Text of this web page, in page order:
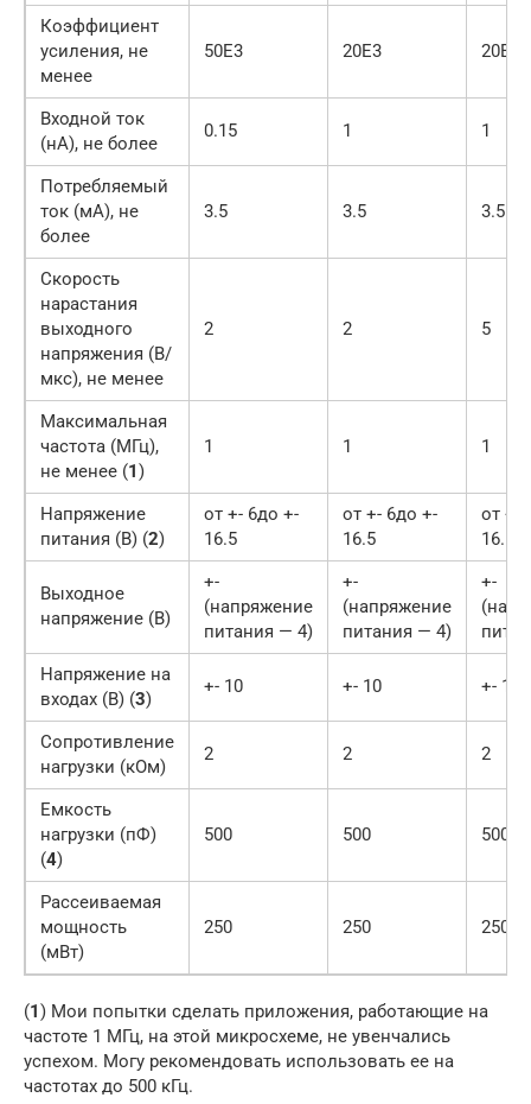
Коэффициент
усиления, не
менее
50E3 20E3 20E3
Входной ток
(нА), не более
0.15 1 1
Потребляемый
ток (мА), не
более
3.5 3.5 3.5
Скорость
нарастания
выходного
напряжения (В/
мкс), не менее
2 2 5
Максимальная
частота (МГц),
не менее (1)
1 1 1
Напряжение
питания (В) (2)
от +- 6до +-
16.5
от +- 6до +-
16.5
от +-
16.5
Выходное
напряжение (В)
+-
(напряжение
питания — 4)
+-
(напряжение
питания — 4)
+-
Напряжение на
входах (В) (3)
+- 10 +- 10 +- 10
Сопротивление
нагрузки (кОм)
2 2 2
Емкость
нагрузки (пФ)
(4)
500 500 500
Рассеиваемая
мощность
(мВт)
250 250 250
(1) Мои попытки сделать приложения, работающие на
частоте 1 МГц, на этой микросхеме, не увенчались
успехом. Могу рекомендовать использовать ее на
частотах до 500 кГц.